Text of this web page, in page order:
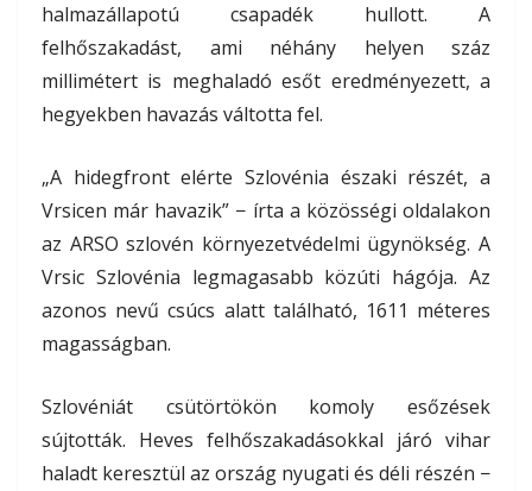
halmazállapotú csapadék hullott. A
felhőszakadást, ami néhány helyen száz
millimétert is meghaladó esőt eredményezett, a
hegyekben havazás váltotta fel.
„A hidegfront elérte Szlovénia északi részét, a
Vrsicen már havazik” − írta a közösségi oldalakon
az ARSO szlovén környezetvédelmi ügynökség. A
Vrsic Szlovénia legmagasabb közúti hágója. Az
azonos nevű csúcs alatt található, 1611 méteres
magasságban.
Szlovéniát csütörtökön komoly esőzések
sújtották. Heves felhőszakadásokkal járó vihar
haladt keresztül az ország nyugati és déli részén −